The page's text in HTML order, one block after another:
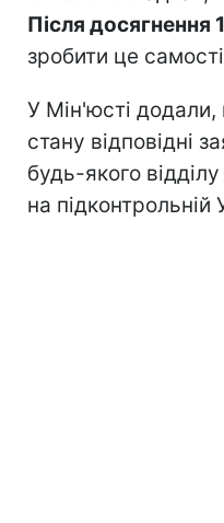
Після досягнення
зробити це
У Мін'юсті додали,
стану відповідні
будь-якого
на підконтрольній